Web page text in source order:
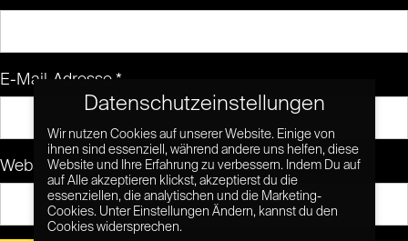
E-Mail-Adresse *
Website
Datenschutzeinstellungen
Wir nutzen Cookies auf unserer Website. Einige von
ihnen sind essenziell, während andere uns helfen, diese
Website und Ihre Erfahrung zu verbessern. Indem Du auf
auf Alle akzeptieren klickst, akzeptierst du die
essenziellen, die analytischen und die Marketing-
Cookies. Unter Einstellungen Ändern, kannst du den
Cookies widersprechen.